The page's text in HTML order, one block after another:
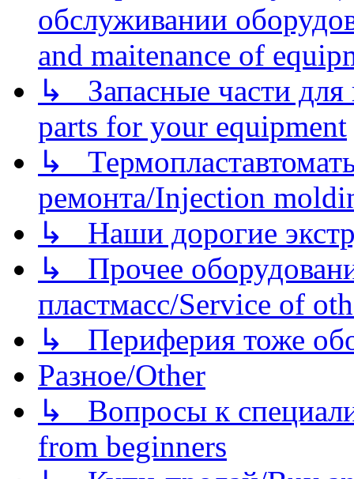
обслуживании
and maitenance of
↳ Запасные части для
parts for your equipment
↳
ремонта/Injection
↳ Наши дорогие
↳ Прочее
пластмасс/Service of
↳ Периферия тоже
Разное/Other
↳ Вопросы к
from beginners